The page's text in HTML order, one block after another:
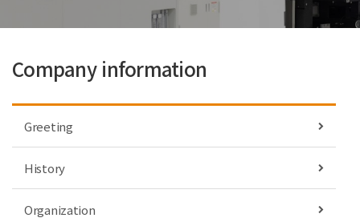
Company information
Greeting
History
Organization